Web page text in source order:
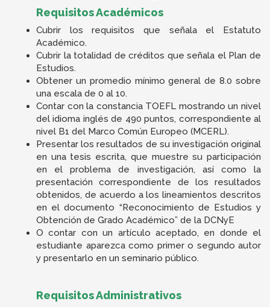
Requisitos Académicos
Cubrir los requisitos que señala el Estatuto
Académico.
Cubrir la totalidad de créditos que señala el Plan de
Estudios.
Obtener un promedio mínimo general de 8.0 sobre
una escala de 0 al 10.
Contar con la constancia TOEFL mostrando un nivel
del idioma inglés de 490 puntos, correspondiente al
nivel B1 del Marco Común Europeo (MCERL).
Presentar los resultados de su investigación original
en una tesis escrita, que muestre su participación
en el problema de investigación, así como la
presentación correspondiente de los resultados
obtenidos, de acuerdo a los lineamientos descritos
en el documento “Reconocimiento de Estudios y
Obtención de Grado Académico” de la DCNyE
O contar con un artículo aceptado, en donde el
estudiante aparezca como primer o segundo autor
y presentarlo en un seminario público.
Requisitos Administrativos